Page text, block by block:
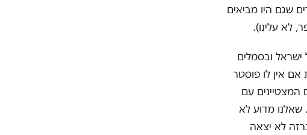
שגם היו מביאים
לא עלינו).
ובסמלים
אם אין לו פוסטר
המצטיינים עם
שאלנו מדוע לא
והאם הכרזה לא יצאה